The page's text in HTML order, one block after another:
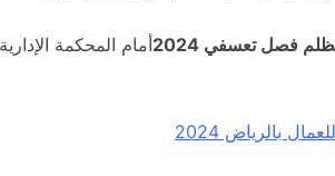
فصل تعسفي 2024
أمام المحكمة
بالرياض 2024